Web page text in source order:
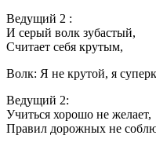
Ведущий 2 :
И серый волк зубастый,
Считает себя крутым,
Волк: Я не крутой, я
Ведущий 2:
Учиться хорошо не желает,
Правил дорожных не